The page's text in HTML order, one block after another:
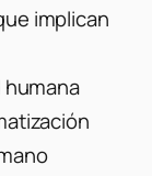
implican